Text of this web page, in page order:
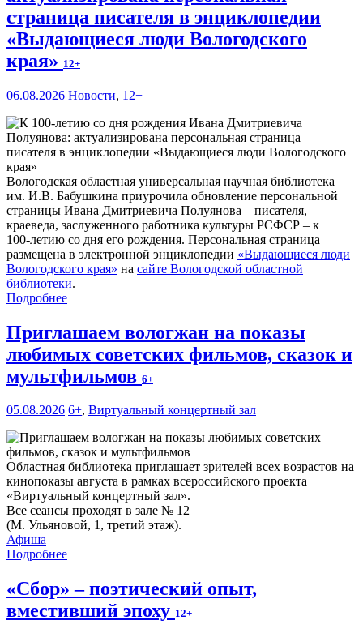
страница писателя в энциклопедии
«Выдающиеся люди Вологодского
края» 12+
06.08.2026 Новости, 12+
Вологодская областная универсальная научная библиотека
им. И.В. Бабушкина приурочила обновление персональной
страницы Ивана Дмитриевича Полуянова – писателя,
краеведа, заслуженного работника культуры РСФСР – к
100‑летию со дня его рождения. Персональная страница
размещена в электронной энциклопедии «Выдающиеся люди
Вологодского края» на сайте Вологодской областной
библиотеки.
Подробнее
Приглашаем вологжан на показы
любимых советских фильмов, сказок и
мультфильмов 6+
05.08.2026 6+, Виртуальный концертный зал
Областная библиотека приглашает зрителей всех возрастов на
кинопоказы августа в рамках всероссийского проекта
«Виртуальный концертный зал».
Все сеансы проходят в зале № 12
(М. Ульяновой, 1, третий этаж).
Афиша
Подробнее
«Сбор» – поэтический опыт,
вместивший эпоху 12+